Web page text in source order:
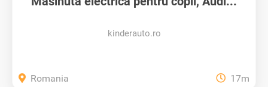
kinderauto.ro
Romania 17m